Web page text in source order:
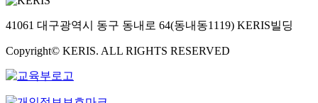
41061 대구광역시 동구 동내로 64(동내동1119) KERIS빌딩
Copyright© KERIS. ALL RIGHTS RESERVED